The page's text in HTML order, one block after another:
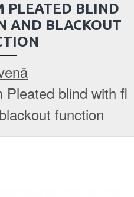
blind with fl
function
PLEATED BLIND
AND BLACKOUT